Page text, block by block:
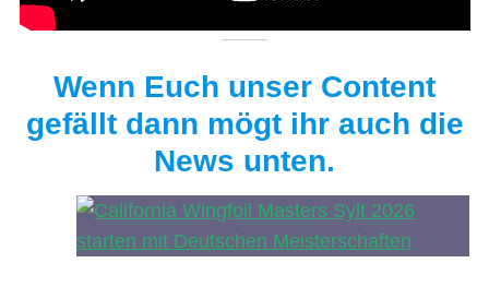
Wenn Euch unser Content
gefällt dann mögt ihr auch die
News unten.